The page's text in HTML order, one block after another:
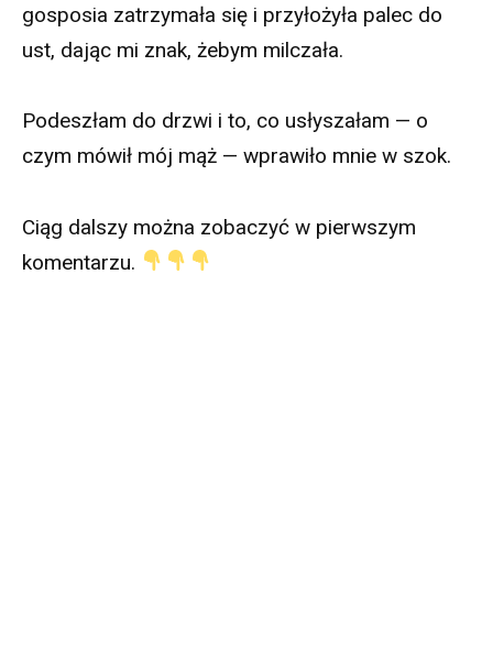
gosposia zatrzymała się i przyłożyła palec do
ust, dając mi znak, żebym milczała.
Podeszłam do drzwi i to, co usłyszałam — o
czym mówił mój mąż — wprawiło mnie w szok.
Ciąg dalszy można zobaczyć w pierwszym
komentarzu.